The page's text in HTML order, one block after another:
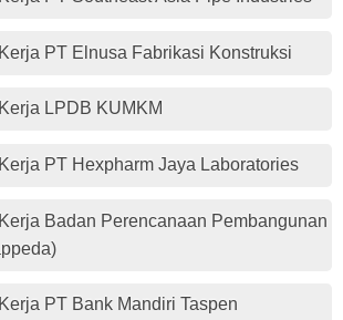
PT Elnusa Fabrikasi Konstruksi
LPDB KUMKM
PT Hexpharm Jaya Laboratories
Badan Perencanaan Pembangunan
PT Bank Mandiri Taspen